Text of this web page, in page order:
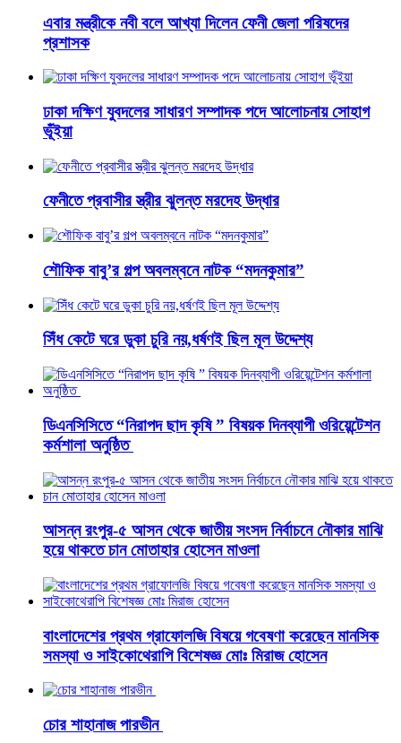
এবার মন্ত্রীকে নবী বলে আখ্যা দিলেন ফেনী জেলা পরিষদের
প্রশাসক
ঢাকা দক্ষিণ যুবদলের সাধারণ সম্পাদক পদে আলোচনায় সোহাগ
ভূঁইয়া
ফেনীতে প্রবাসীর স্ত্রীর ঝুলন্ত মরদেহ উদ্ধার
শৌফিক বাবু’র গল্প অবলম্বনে নাটক “মদনকুমার”
সিঁধ কেটে ঘরে ডুকা চুরি নয়,ধর্ষণই ছিল মূল উদ্দেশ্য
ডিএনসিসিতে “নিরাপদ ছাদ কৃষি ” বিষয়ক দিনব্যাপী ওরিয়েন্টেশন
কর্মশালা অনুষ্ঠিত
আসন্ন রংপুর-৫ আসন থেকে জাতীয় সংসদ নির্বাচনে নৌকার মাঝি
হয়ে থাকতে চান মোতাহার হোসেন মাওলা
বাংলাদেশের প্রথম গ্রাফোলজি বিষয়ে গবেষণা করেছেন মানসিক
সমস্যা ও সাইকোথেরাপি বিশেষজ্ঞ মোঃ মিরাজ হোসেন
চোর শাহানাজ পারভীন